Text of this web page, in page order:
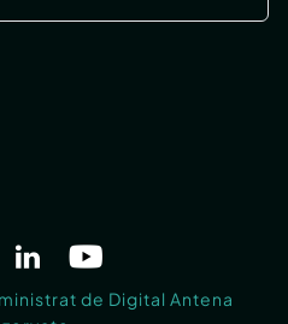
de Digital Antena